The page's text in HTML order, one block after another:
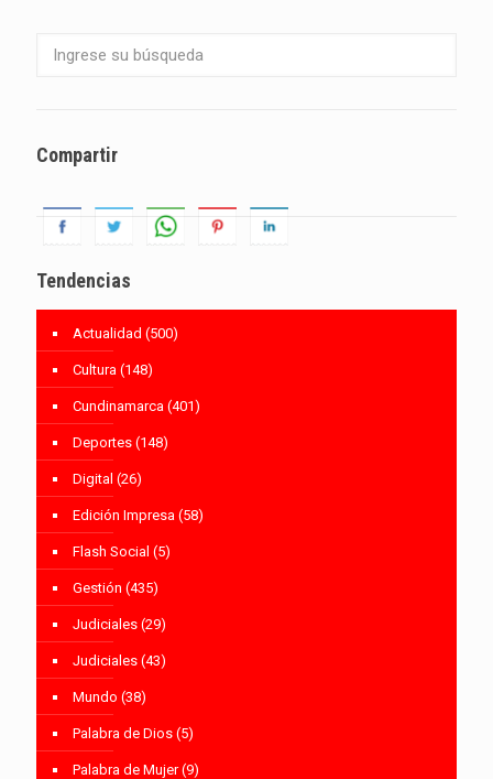
Compartir
Tendencias
Actualidad (500)
Cultura (148)
Cundinamarca (401)
Deportes (148)
Digital (26)
Edición Impresa (58)
Flash Social (5)
Gestión (435)
Judiciales (29)
Judiciales (43)
Mundo (38)
Palabra de Dios (5)
Palabra de Mujer(9)